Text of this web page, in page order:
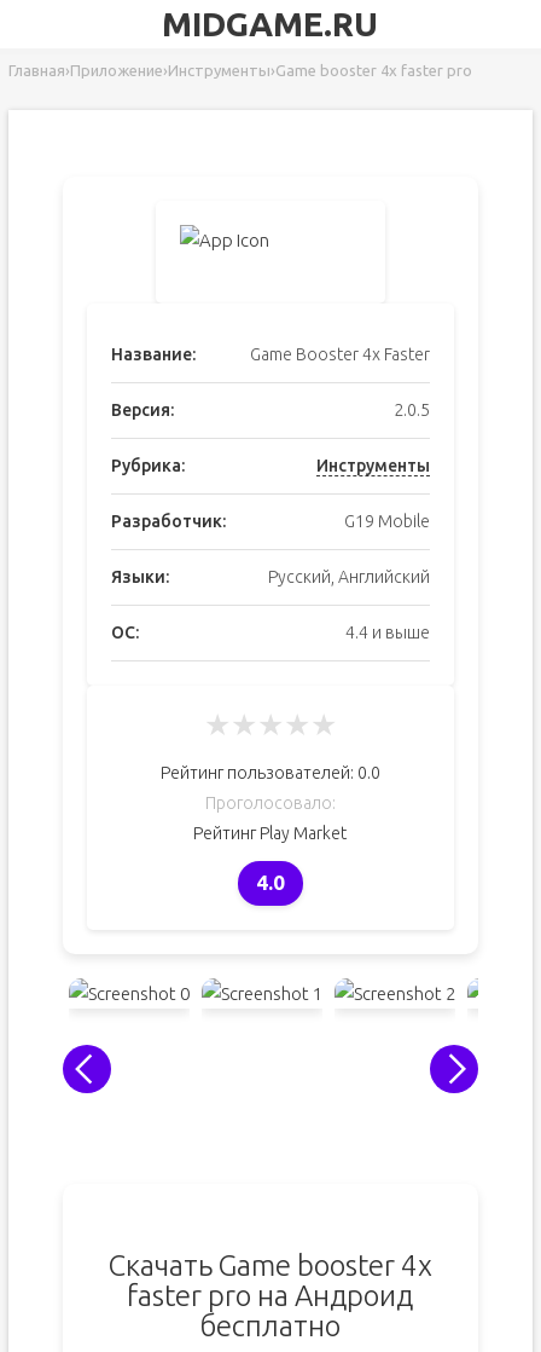
MIDGAME.RU
Главная›Приложение›Инструменты›Game booster 4x faster pro
Название: Game Booster 4x Faster
Версия: 2.0.5
Рубрика: Инструменты
Разработчик: G19 Mobile
Языки: Русский, Английский
ОС: 4.4 и выше
★★★★★
Рейтинг пользователей: 0.0
Проголосовало:
Рейтинг Play Market
4.0
Скачать Game booster 4x
faster pro на Андроид
бесплатно